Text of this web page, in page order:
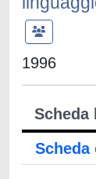
1996
Scheda
Scheda